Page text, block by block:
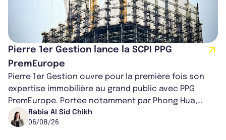
Pierre 1er Gestion lance la SCPI PPG
PremEurope
Pierre 1er Gestion ouvre pour la première fois son
expertise immobilière au grand public avec PPG
PremEurope. Portée notamment par Phong Hua,
ancien directeur des investissements d...
Rabia Al Sid Chikh
06/08/26